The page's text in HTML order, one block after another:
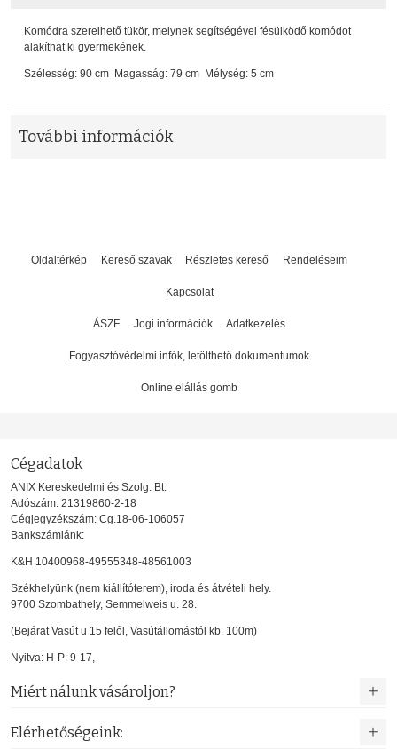
Komódra szerelhető tükör, melynek segítségével fésülködő komódot
alakíthat ki gyermekének.
Szélesség: 90 cm Magasság: 79 cm Mélység: 5 cm
További információk
Oldaltérkép Kereső szavak Részletes kereső Rendeléseim
Kapcsolat
ÁSZF Jogi információk Adatkezelés
Fogyasztóvédelmi infók, letölthető dokumentumok
Online elállás gomb
Cégadatok
ANIX Kereskedelmi és Szolg. Bt.
Adószám: 21319860-2-18
Cégjegyzékszám: Cg.18-06-106057
Bankszámlánk:
K&H 10400968-49555348-48561003
Székhelyünk (nem kiállítóterem), iroda és átvételi hely.
9700 Szombathely, Semmelweis u. 28.
(Bejárat Vasút u 15 felől, Vasútállomástól kb. 100m)
Nyitva: H-P: 9-17,
Miért nálunk vásároljon?
Elérhetőségeink: